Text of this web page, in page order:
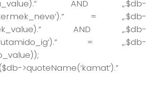
AND „.$db-
= „.$db-
AND „.$db-
= „.$db-
>quoteName(‘kamat’).”